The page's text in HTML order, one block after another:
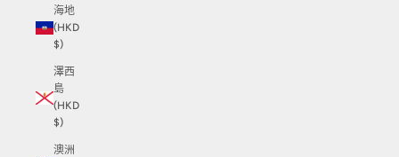
海地
(HKD
$)
澤西
島
(HKD
$)
澳洲